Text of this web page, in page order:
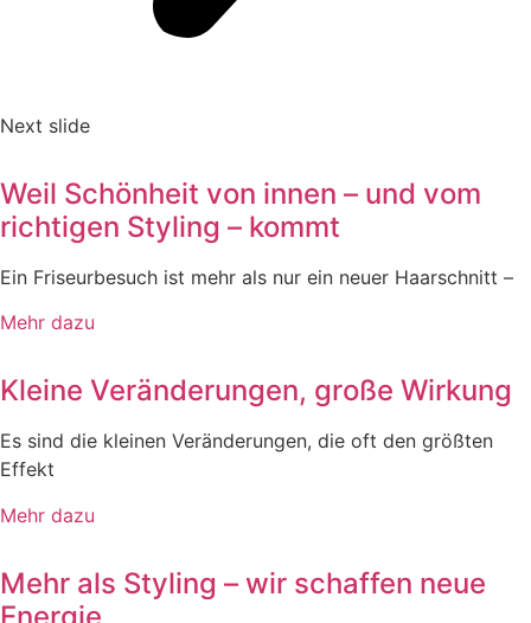
Next slide
Weil Schönheit von innen – und vom
richtigen Styling – kommt
Ein Friseurbesuch ist mehr als nur ein neuer Haarschnitt –
Mehr dazu
Kleine Veränderungen, große Wirkung
Es sind die kleinen Veränderungen, die oft den größten
Effekt
Mehr dazu
Mehr als Styling – wir schaffen neue